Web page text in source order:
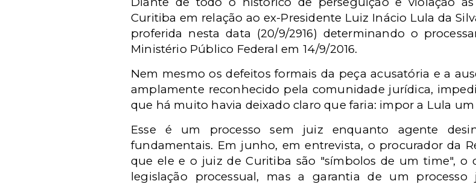
Curitiba em relação ao ex-Presidente Luiz Inácio Lula da
proferida nesta data (20/9/2916) determinando o
Ministério Público Federal em 14/9/2016.
Nem mesmo os defeitos formais da peça acusatória e a
amplamente reconhecido pela comunidade jurídica,
que há muito havia deixado claro que faria: impor a Lula
Esse é um processo sem juiz enquanto agente
fundamentais. Em junho, em entrevista, o procurador da
que ele e o juiz de Curitiba são "símbolos de um time", o
legislação processual, mas a garantia de um processo